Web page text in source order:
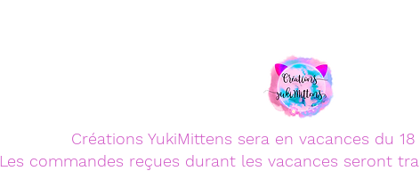
Créations YukiMittens sera en vacances du
Les commandes reçues durant les vacances seront